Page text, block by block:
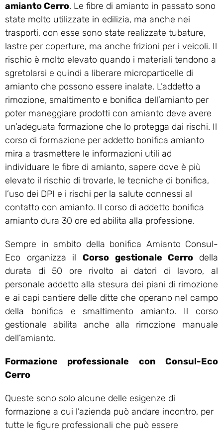
amianto Cerro. Le fibre di amianto in passato sono
state molto utilizzate in edilizia, ma anche nei
trasporti, con esse sono state realizzate tubature,
lastre per coperture, ma anche frizioni per i veicoli. Il
rischio è molto elevato quando i materiali tendono a
sgretolarsi e quindi a liberare microparticelle di
amianto che possono essere inalate. L’addetto a
rimozione, smaltimento e bonifica dell’amianto per
poter maneggiare prodotti con amianto deve avere
un’adeguata formazione che lo protegga dai rischi. Il
corso di formazione per addetto bonifica amianto
mira a trasmettere le informazioni utili ad
individuare le fibre di amianto, sapere dove è più
elevato il rischio di trovarle, le tecniche di bonifica,
l’uso dei DPI e i rischi per la salute connessi al
contatto con amianto. Il corso di addetto bonifica
amianto dura 30 ore ed abilita alla professione.
Sempre in ambito della bonifica Amianto Consul-
Eco organizza il Corso gestionale Cerro della
durata di 50 ore rivolto ai datori di lavoro, al
personale addetto alla stesura dei piani di rimozione
e ai capi cantiere delle ditte che operano nel campo
della bonifica e smaltimento amianto. Il corso
gestionale abilita anche alla rimozione manuale
dell’amianto.
Formazione professionale con Consul-Eco
Cerro
Queste sono solo alcune delle esigenze di
formazione a cui l’azienda può andare incontro, per
tutte le figure professionali che può essere